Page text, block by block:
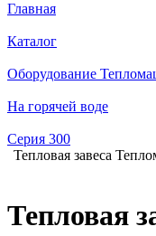
Главная
Каталог
Оборудование
На горячей воде
Серия 300
Тепловая завеса
Тепловая